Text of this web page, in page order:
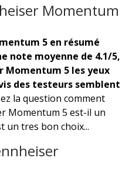
Momentum
5 en résumé
note moyenne de 4.1/5,
Momentum 5 les yeux
des testeurs semblent
la question comment
Momentum 5 est-il un
un tres bon choix...